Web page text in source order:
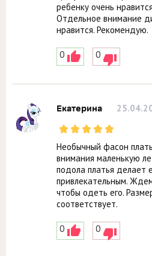
ребенку очень
Отдельное внимание
нравится. Рекомендую.
0 0
Екатерина
Необычный фасон
внимания маленькую
подола платья делает
привлекательным.
чтобы одеть его.
соответствует.
0 0